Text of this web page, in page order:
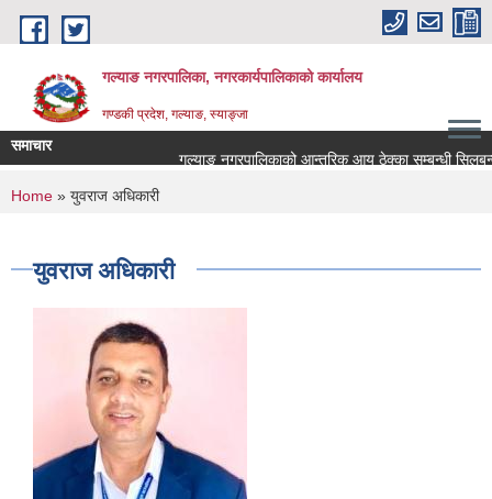
Skip to main content
गल्याङ नगरपालिका, नगरकार्यपालिकाको कार्यालय
गण्डकी प्रदेश, गल्याङ, स्याङ्जा
समाचार
गल्याङ नगरपालिकाको आन्तरिक आय ठेक्का सम्बन्धी
You are here
Home » युवराज अधिकारी
युवराज अधिकारी